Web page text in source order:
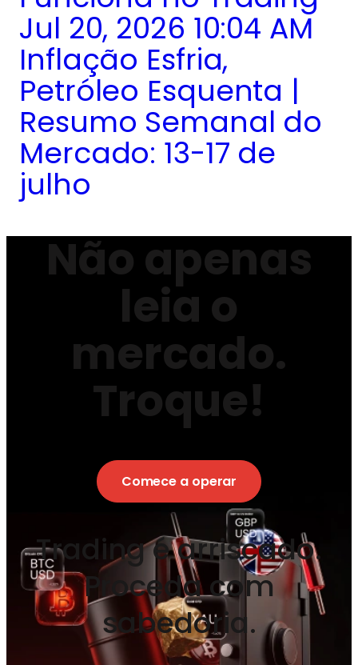
Jul 20, 2026 10:04 AM
Inflação Esfria,
Petróleo Esquenta |
Resumo Semanal do
Mercado: 13-17 de
julho
Não apenas
leia o
mercado.
Troque!
Comece a operar
Trading é arriscado.
Proceda com
sabedoria.